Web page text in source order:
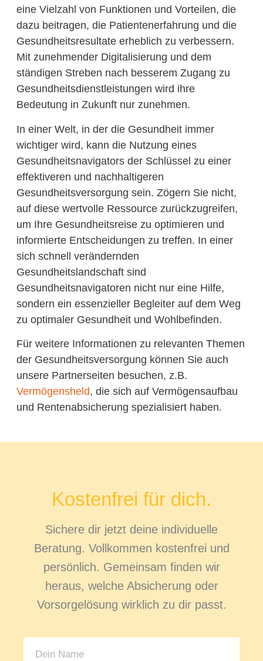
eine Vielzahl von Funktionen und Vorteilen, die
dazu beitragen, die Patientenerfahrung und die
Gesundheitsresultate erheblich zu verbessern.
Mit zunehmender Digitalisierung und dem
ständigen Streben nach besserem Zugang zu
Gesundheitsdienstleistungen wird ihre
Bedeutung in Zukunft nur zunehmen.
In einer Welt, in der die Gesundheit immer
wichtiger wird, kann die Nutzung eines
Gesundheitsnavigators der Schlüssel zu einer
effektiveren und nachhaltigeren
Gesundheitsversorgung sein. Zögern Sie nicht,
auf diese wertvolle Ressource zurückzugreifen,
um Ihre Gesundheitsreise zu optimieren und
informierte Entscheidungen zu treffen. In einer
sich schnell verändernden
Gesundheitslandschaft sind
Gesundheitsnavigatoren nicht nur eine Hilfe,
sondern ein essenzieller Begleiter auf dem Weg
zu optimaler Gesundheit und Wohlbefinden.
Für weitere Informationen zu relevanten Themen
der Gesundheitsversorgung können Sie auch
unsere Partnerseiten besuchen, z.B.
Vermögensheld, die sich auf Vermögensaufbau
und Rentenabsicherung spezialisiert haben.
Kostenfrei für dich.
Sichere dir jetzt deine individuelle
Beratung. Vollkommen kostenfrei und
persönlich. Gemeinsam finden wir
heraus, welche Absicherung oder
Vorsorgelösung wirklich zu dir passt.